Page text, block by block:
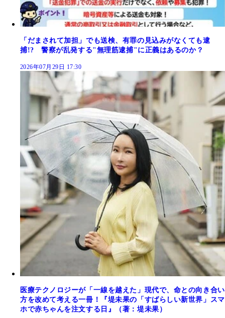
「だまされて加担」でも送検、有罪の見込みがなくても逮
捕!? 警察が乱発する"無理筋逮捕"に正義はあるのか？
2026年07月29日 17:30
医療テクノロジーが「一線を越えた」現代で、命との向き合い
方を改めて考える一冊！『堤未果の「すばらしい新世界」スマ
ホで赤ちゃんを注文する日』（著：堤未果）